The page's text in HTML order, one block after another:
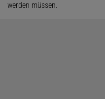
werden müssen.